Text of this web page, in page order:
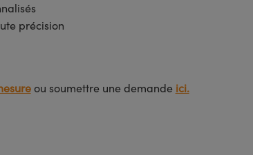
précision
ou soumettre une demande ici.